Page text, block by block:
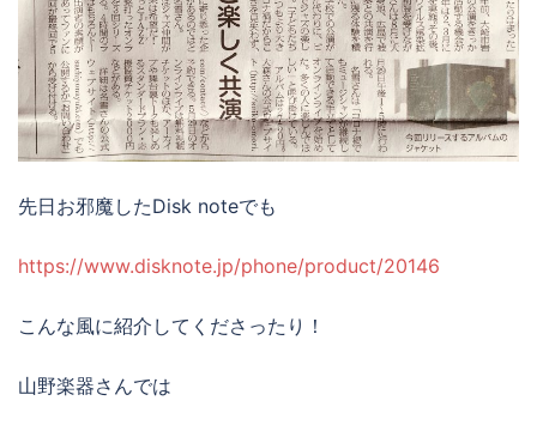
先日お邪魔したDisk noteでも
https://www.disknote.jp/phone/product/20146
こんな風に紹介してくださったり！
山野楽器さんでは